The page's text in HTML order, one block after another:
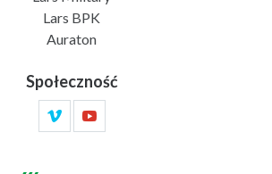
Lars BPK
Auraton
Społeczność